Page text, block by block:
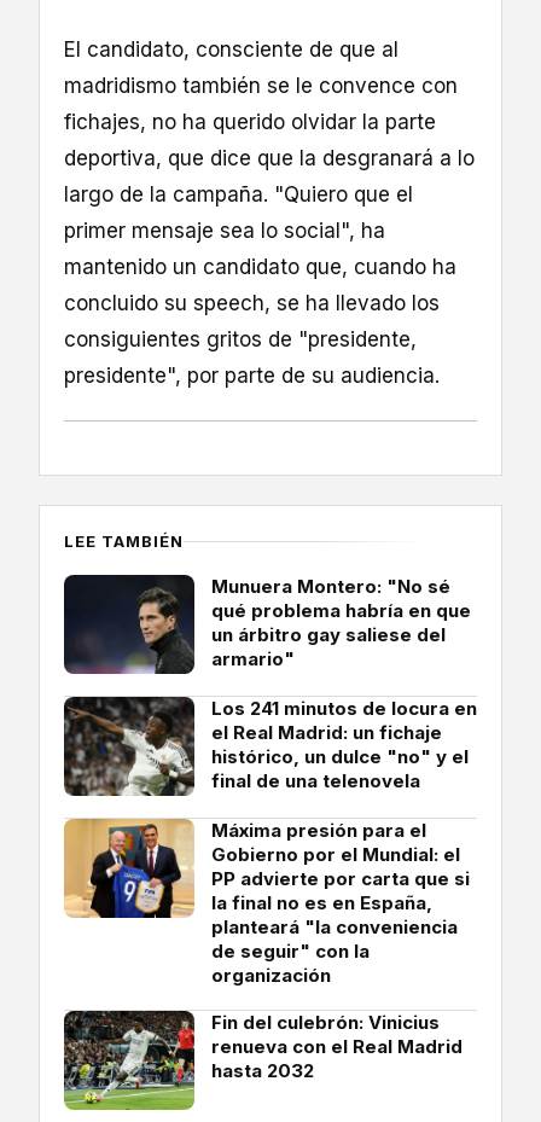
El candidato, consciente de que al
madridismo también se le convence con
fichajes, no ha querido olvidar la parte
deportiva, que dice que la desgranará a lo
largo de la campaña. "Quiero que el
primer mensaje sea lo social", ha
mantenido un candidato que, cuando ha
concluido su speech, se ha llevado los
consiguientes gritos de "presidente,
presidente", por parte de su audiencia.
LEE TAMBIÉN
Munuera Montero: "No sé
qué problema habría en que
un árbitro gay saliese del
armario"
Los 241 minutos de locura en
el Real Madrid: un fichaje
histórico, un dulce "no" y el
final de una telenovela
Máxima presión para el
Gobierno por el Mundial: el
PP advierte por carta que si
la final no es en España,
planteará "la conveniencia
de seguir" con la
organización
Fin del culebrón: Vinicius
renueva con el Real Madrid
hasta 2032